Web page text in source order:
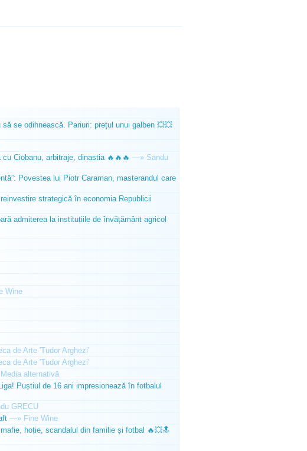
se odihnească. Pariuri: prețul unui galben 💥💥
Ciobanu, arbitraje, dinastia 🔥🔥🔥 —» Sandu
Povestea lui Piotr Caraman, masterandul care
strategică în economia Republicii
admiterea la instituțiile de învățământ agricol
Wine
de Arte 'Tudor Arghezi'
de Arte 'Tudor Arghezi'
alternativă
Puștiul de 16 ani impresionează în fotbalul
GRECU
—» Fine Wine
hoție, scandalul din familie și fotbal 🔥💥🔝